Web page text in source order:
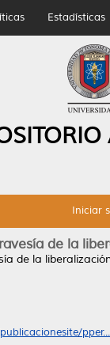
Estadísticas
Iniciar
de la
de la
pper...